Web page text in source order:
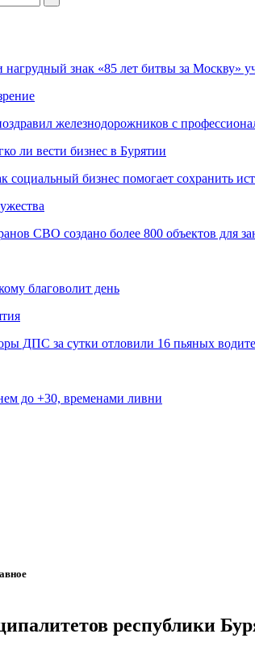
нагрудный знак «85 лет битвы за Москву»
железнодорожников с
ли вести бизнес в Бурятии
социальный бизнес помогает сохранить
СВО создано более 800 объектов для
благоволит день
ДПС за сутки отловили 16 пьяных
до +30, временами ливни
республики